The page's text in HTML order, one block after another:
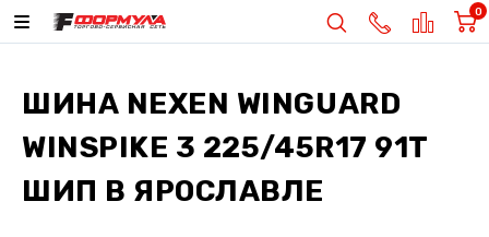
0
ШИНА NEXEN WINGUARD
WINSPIKE 3 225/45R17 91T
ШИП В ЯРОСЛАВЛЕ